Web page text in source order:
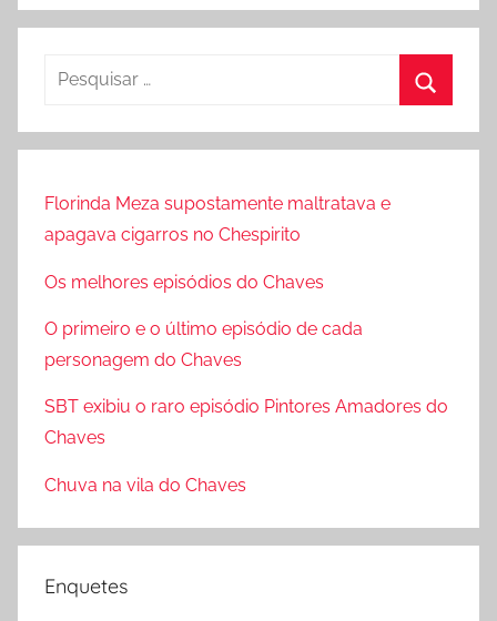
s
u
a
r
r
:
r
Florinda Meza supostamente maltratava e
apagava cigarros no Chespirito
Os melhores episódios do Chaves
O primeiro e o último episódio de cada
personagem do Chaves
SBT exibiu o raro episódio Pintores Amadores do
Chaves
Chuva na vila do Chaves
Enquetes